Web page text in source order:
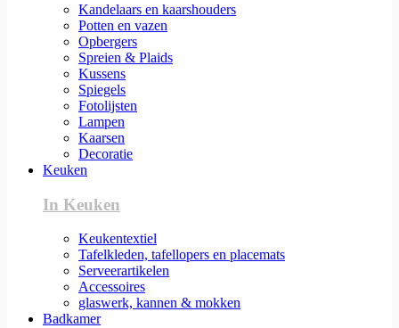
Kandelaars en kaarshouders
Potten en vazen
Opbergers
Spreien & Plaids
Kussens
Spiegels
Fotolijsten
Lampen
Kaarsen
Decoratie
Keuken
In Keuken
Keukentextiel
Tafelkleden, tafellopers en placemats
Serveerartikelen
Accessoires
glaswerk, kannen & mokken
Badkamer